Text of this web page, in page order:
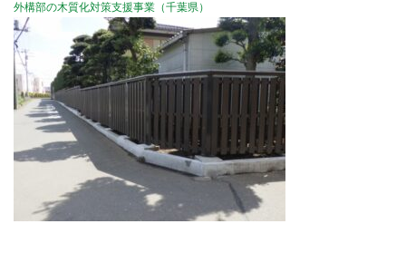
外構部の木質化対策支援事業（千葉県）